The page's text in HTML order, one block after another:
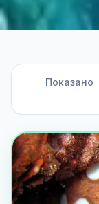
Показано